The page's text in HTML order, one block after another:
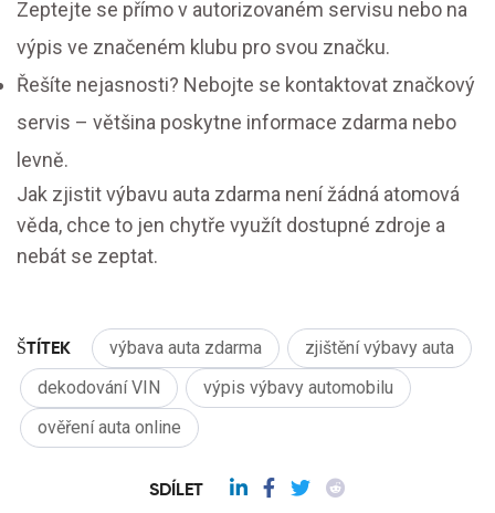
Zeptejte se přímo v autorizovaném servisu nebo na
výpis ve značeném klubu pro svou značku.
Řešíte nejasnosti? Nebojte se kontaktovat značkový
servis – většina poskytne informace zdarma nebo
levně.
Jak zjistit výbavu auta zdarma není žádná atomová
věda, chce to jen chytře využít dostupné zdroje a
nebát se zeptat.
ŠTÍTEK výbava auta zdarma
zjištění výbavy auta
dekodování VIN
výpis výbavy automobilu
ověření auta online
SDÍLET